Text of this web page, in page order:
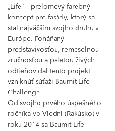
„Life“ – prelomový farebný
koncept pre fasády, ktorý sa
stal najväčším svojho druhu v
Európe. Poháňaný
predstavivosťou, remeselnou
zručnosťou a paletou živých
odtieňov dal tento projekt
vzniknúť súťaži Baumit Life
Challenge.
Od svojho prvého úspešného
ročníka vo Viedni (Rakúsko) v
roku 2014 sa Baumit Life